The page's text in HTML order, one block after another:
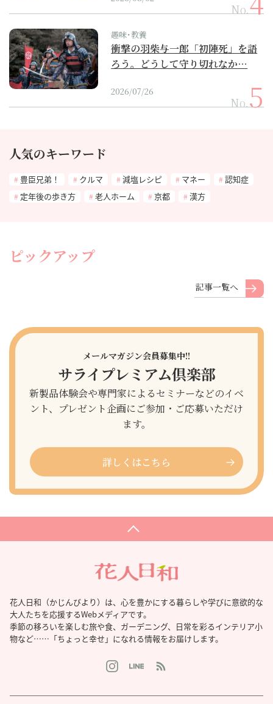
No.
趣味･教養
衝撃の羽柴与一郎「初陣死」を語
ろう。どうして守り切れなか…
2026/07/26
No.
人気のキーワード
豊臣兄弟！ クルマ 減塩レシピ マネー
認知症
定年後の歩き方
老人ホーム 京都 漢方
ピックアップ
記事一覧へ
メールマガジン会員募集中!!
サライプレミアム倶楽部
新製品体験会や専門家によるセミナーなどのイベ
ント、プレゼント企画にご参加・ご応募いただけ
ます。
詳しくはこちら
花人日和（かじんびより）は、心を豊かにする暮らしや学びに意欲的な
大人たちを応援するWebメディアです。
季節の移ろいを楽しむ旅や食、ガーデニング、日常を彩るインテリア小
物など……「ちょっと幸せ」になれる情報をお届けします。